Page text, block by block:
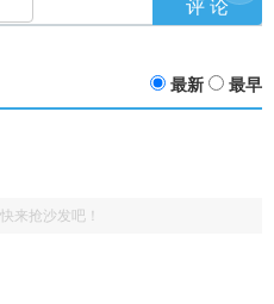
最新 最早
来抢沙发吧！